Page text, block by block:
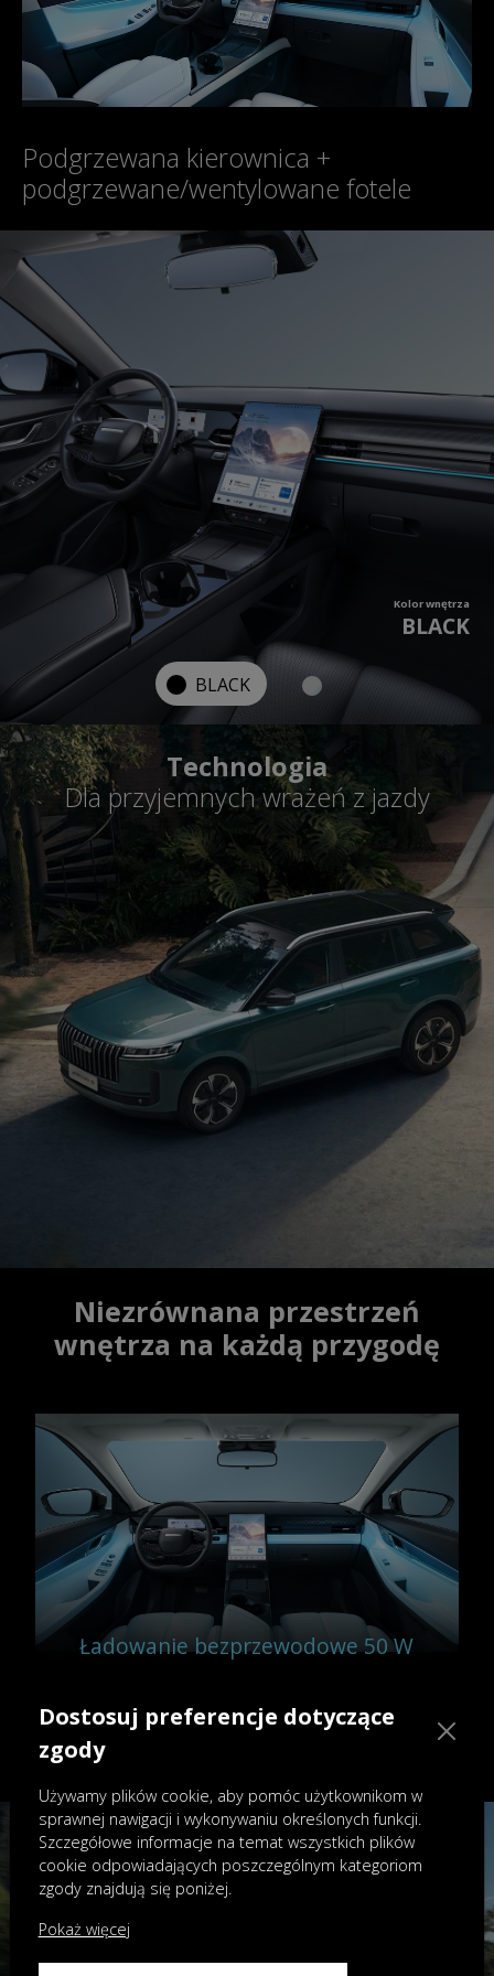
Podgrzewana kierownica +
podgrzewane/wentylowane fotele
Kolor wnętrza
BLACK
BLACK
Technologia
Dla przyjemnych wrażeń z jazdy
Niezrównana przestrzeń
wnętrza na każdą przygodę
Ładowanie bezprzewodowe 50 W
mocy, do 50 W, zadba o naładowanie
Twojego telefonu. Pozostań w
kontakcie bez uciążliwych kabli.
Dostosuj preferencje dotyczące
zgody
Używamy plików cookie, aby pomóc użytkownikom w
sprawnej nawigacji i wykonywaniu określonych funkcji.
Szczegółowe informacje na temat wszystkich plików
cookie odpowiadających poszczególnym kategoriom
zgody znajdują się poniżej.
Pokaż więcej